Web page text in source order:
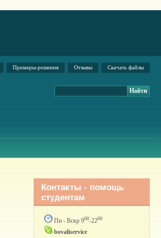
Примеры-решения Отзывы Скачать файлы
Контакты - помощь
студентам
Пн - Вскр 900-2200
bovaliservice